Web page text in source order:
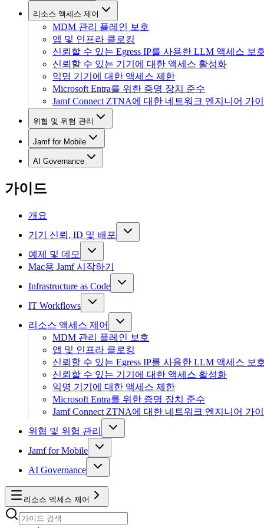
리소스 액세스 제어
MDM 관리 플레인 보호
앱 및 인프라 클로킹
신뢰할 수 있는 Egress IP를 사용한 LLM 액세스 보
신뢰할 수 있는 기기에 대한 액세스 활성화
익명 기기에 대한 액세스 제한
Microsoft Entra를 위한 증명 장치 준수
Jamf Connect ZTNA에 대한 네트워크 엔지니어 가
위협 및 위험 관리
Jamf for Mobile
AI Governance
가이드
개요
기기 신뢰, ID 및 배포
예제 및 데모
Mac용 Jamf 시작하기
Infrastructure as Code
IT Workflows
리소스 액세스 제어
MDM 관리 플레인 보호
앱 및 인프라 클로킹
신뢰할 수 있는 Egress IP를 사용한 LLM 액세스 보
신뢰할 수 있는 기기에 대한 액세스 활성화
익명 기기에 대한 액세스 제한
Microsoft Entra를 위한 증명 장치 준수
Jamf Connect ZTNA에 대한 네트워크 엔지니어 가
위협 및 위험 관리
Jamf for Mobile
AI Governance
리소스 액세스 제어